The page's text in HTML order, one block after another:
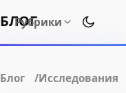
БЛОГ
Рубрики
Блог Исследования